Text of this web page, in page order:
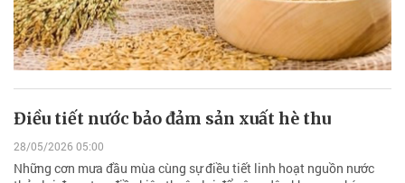
Điều tiết nước bảo đảm sản xuất hè thu
28/05/2026 05:00
Những cơn mưa đầu mùa cùng sự điều tiết linh hoạt nguồn nước